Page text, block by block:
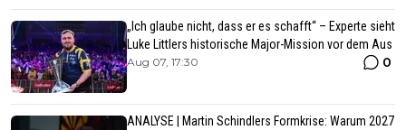
„Ich glaube nicht, dass er es schafft“ – Experte sieht
Luke Littlers historische Major-Mission vor dem Aus
Aug 07, 17:30 0
ANALYSE | Martin Schindlers Formkrise: Warum 2027